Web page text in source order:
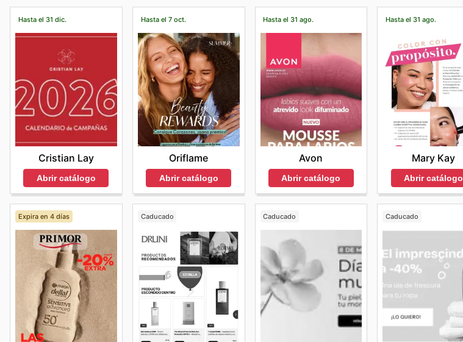
Hasta el 31 dic.
Cristian Lay
Abrir catálogo
Hasta el 7 oct.
Oriflame
Abrir catálogo
Hasta el 31 ago.
Avon
Abrir catálogo
Hasta el 31 ago.
Mary Kay
Abrir catálogo
Expira en 4 días Caducado Caducado Caducado